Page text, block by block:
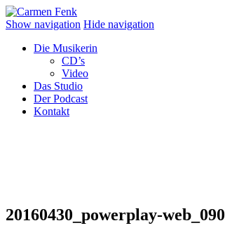
Show navigation Hide navigation
Die Musikerin
CD’s
Video
Das Studio
Der Podcast
Kontakt
20160430_powerplay-web_090